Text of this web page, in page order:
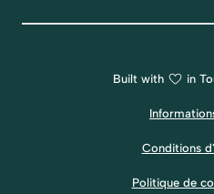
Built with in
Conditions
Politique de